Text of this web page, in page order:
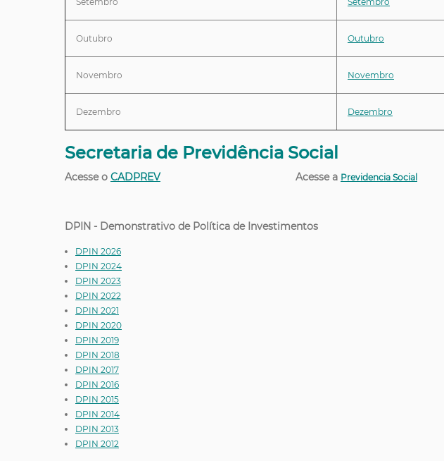
Outubro Outubro
Novembro Novembro
Dezembro Dezembro
Secretaria de Previdência Social
Acesse o CADPREVAcesse a Previdencia Social
DPIN - Demonstrativo de Política de Investimentos
DPIN 2026
DPIN 2024
DPIN 2023
DPIN 2022
DPIN 2021
DPIN 2020
DPIN 2019
DPIN 2018
DPIN 2017
DPIN 2016
DPIN 2015
DPIN 2014
DPIN 2013
DPIN 2012